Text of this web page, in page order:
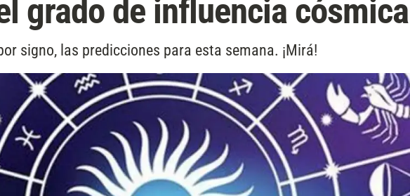
grado de influencia cósmica
signo, las predicciones para esta semana. ¡Mirá!